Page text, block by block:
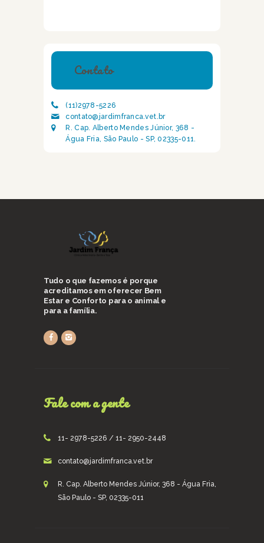
Contato
(11)2978-5226
contato@jardimfranca.vet.br
R. Cap. Alberto Mendes Júnior, 368 -
Água Fria, São Paulo - SP, 02335-011.
Tudo o que fazemos é porque
acreditamos em oferecer Bem
Estar e Conforto para o animal e
para a família.
Fale com a gente
11- 2978-5226 / 11- 2950-2448
contato@jardimfranca.vet.br
R. Cap. Alberto Mendes Júnior, 368 - Água Fria,
São Paulo - SP, 02335-011